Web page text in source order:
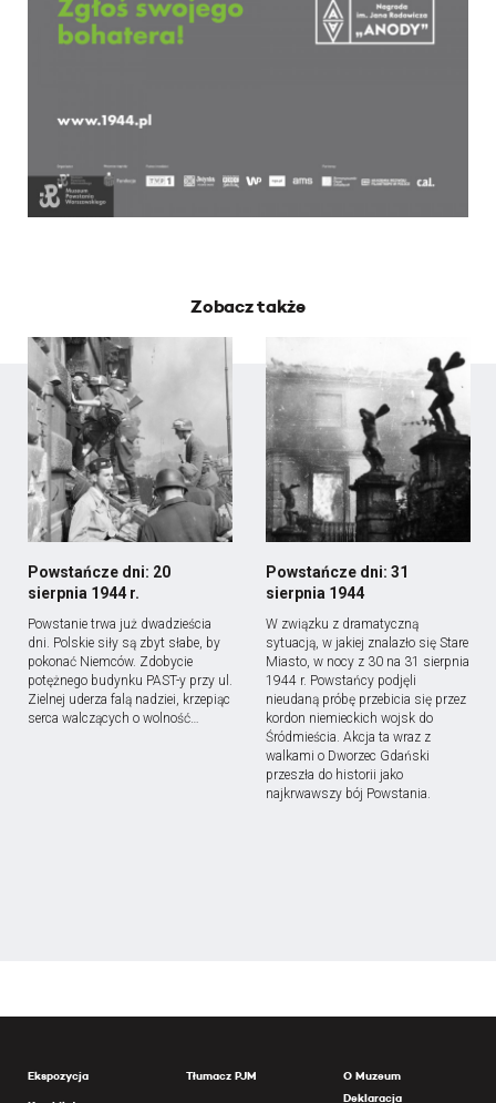
Zobacz także
Powstańcze dni: 20
sierpnia 1944 r.
Powstanie trwa już dwadzieścia
dni. Polskie siły są zbyt słabe, by
pokonać Niemców. Zdobycie
potężnego budynku PAST-y przy ul.
Zielnej uderza falą nadziei, krzepiąc
serca walczących o wolność…
Powstańcze dni: 31
sierpnia 1944
W związku z dramatyczną
sytuacją, w jakiej znalazło się Stare
Miasto, w nocy z 30 na 31 sierpnia
1944 r. Powstańcy podjęli
nieudaną próbę przebicia się przez
kordon niemieckich wojsk do
Śródmieścia. Akcja ta wraz z
walkami o Dworzec Gdański
przeszła do historii jako
najkrwawszy bój Powstania.
Ekspozycja Tłumacz PJM
O Muzeum
Deklaracja